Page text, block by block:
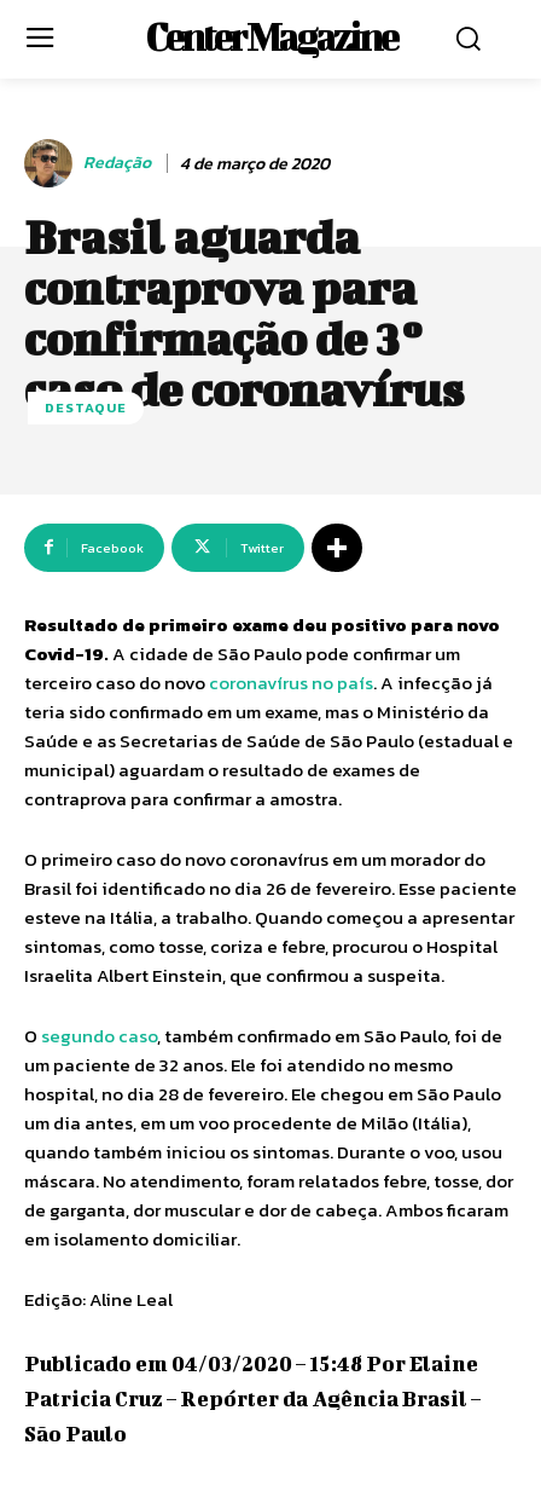
Center Magazine
Redação 4 de março de 2020
Brasil aguarda
contraprova para
confirmação de 3º
caso de coronavírus
DESTAQUE
Facebook Twitter
Resultado de primeiro exame deu positivo para novo
Covid-19.A cidade de São Paulo pode confirmar um
terceiro caso do novocoronavírus no país. A infecção já
teria sido confirmado em um exame, mas o Ministério da
Saúde e as Secretarias de Saúde de São Paulo (estadual e
municipal) aguardam o resultado de exames de
contraprova para confirmar a amostra.
O primeiro caso do novo coronavírus em um morador do
Brasil foi identificado no dia 26 de fevereiro. Esse paciente
esteve na Itália, a trabalho. Quando começou a apresentar
sintomas, como tosse, coriza e febre, procurou o Hospital
Israelita Albert Einstein, que confirmou a suspeita.
O segundo caso, também confirmado em São Paulo, foi de
um paciente de 32 anos. Ele foi atendido no mesmo
hospital, no dia 28 de fevereiro. Ele chegou em São Paulo
um dia antes, em um voo procedente de Milão (Itália),
quando também iniciou os sintomas. Durante o voo, usou
máscara. No atendimento, foram relatados febre, tosse, dor
de garganta, dor muscular e dor de cabeça. Ambos ficaram
em isolamento domiciliar.
Edição: Aline Leal
Publicado em 04/03/2020 – 15:48 Por Elaine
Patricia Cruz – Repórter da Agência Brasil –
São Paulo